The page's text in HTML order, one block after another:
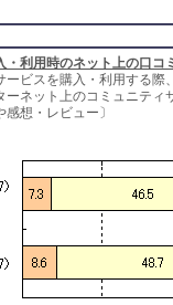
・利用時のネット上の口コ
ービスを購入・利用する
ネット上のコミュニティ
想・レビュー〕